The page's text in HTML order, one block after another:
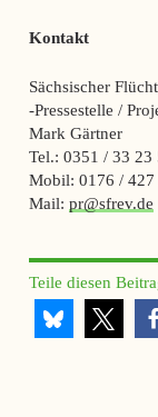
Kontakt
Sächsischer
-Pressestelle /
Mark Gärtner
Tel.: 0351 / 33 23
Mobil: 0176 / 427
Mail: pr@sfrev.de
Teile diesen